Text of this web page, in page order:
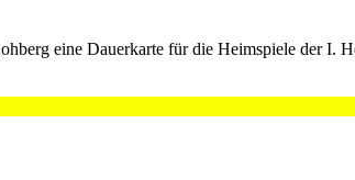
eine Dauerkarte für die Heimspiele der I.